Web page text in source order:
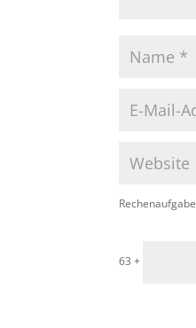
Rechenaufgabe
63 +